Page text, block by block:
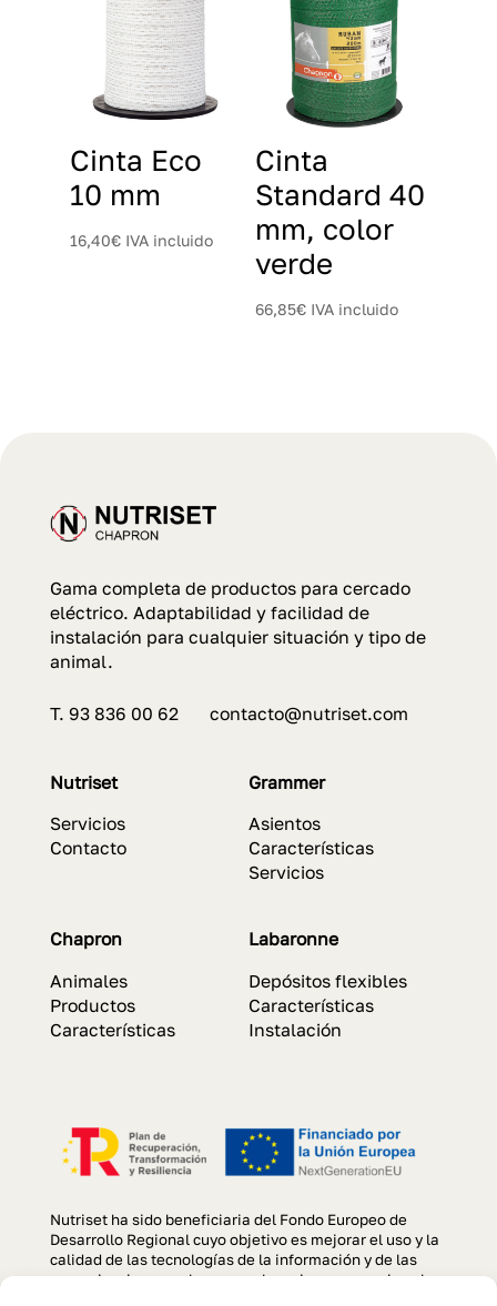
Cinta Eco
10 mm
16,40€ IVA incluido
Cinta
Standard 40
mm, color
verde
66,85€ IVA incluido
Gama completa de productos para cercado
eléctrico. Adaptabilidad y facilidad de
instalación para cualquier situación y tipo de
animal.
T. 93 836 00 62 contacto@nutriset.com
Nutriset
Servicios
Contacto
Grammer
Asientos
Características
Servicios
Chapron
Animales
Productos
Características
Labaronne
Depósitos flexibles
Características
Instalación
Nutriset ha sido beneficiaria del Fondo Europeo de
Desarrollo Regional cuyo objetivo es mejorar el uso y la
calidad de las tecnologías de la información y de las
comunicaciones y el acceso a las mismas y gracias al